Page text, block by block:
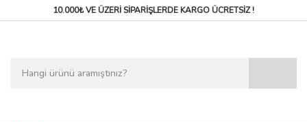
10.000₺ VE ÜZERİ SİPARİŞLERDEKARGO ÜCRETSİZ !